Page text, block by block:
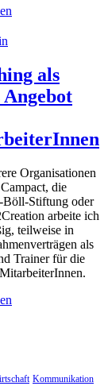
als
Angebot
Organisationen
die
Stiftung oder
arbeite ich
teilweise in
als
Trainer für die
Kommunikation